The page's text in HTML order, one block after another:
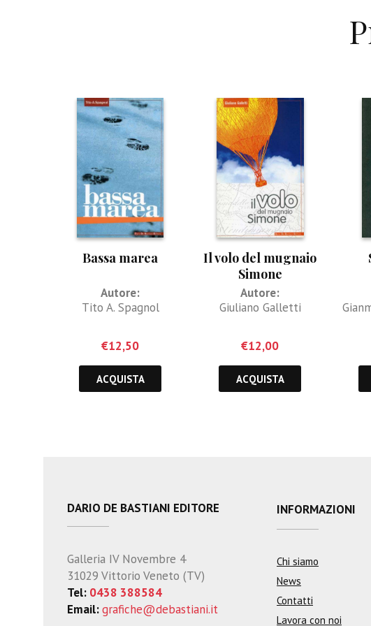
Bassa marea
Autore:
Tito A. Spagnol
€12,50
ACQUISTA
Il volo del mugnaio
Simone
Autore:
Giuliano Galletti
€12,00
ACQUISTA
DARIO DE BASTIANI EDITORE
Galleria IV Novembre 4
31029 Vittorio Veneto (TV)
Tel: 0438 388584
Email:grafiche@debastiani.it
INFORMAZIONI
Chi siamo
News
Contatti
Lavora con noi